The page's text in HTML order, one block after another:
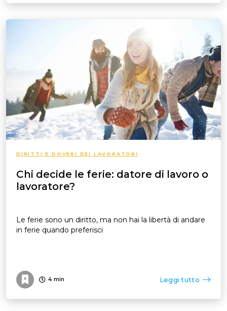
DIRITTI E DOVERI DEI LAVORATORI
Chi decide le ferie: datore di lavoro o
lavoratore?
Le ferie sono un diritto, ma non hai la libertà di andare
in ferie quando preferisci
4 min Leggi tutto